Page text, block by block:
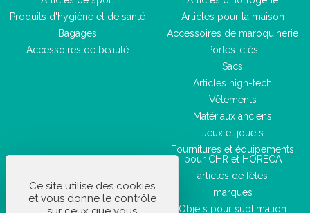
Produits d'hygiène et de santé
Bagages
Accessoires de beauté
Articles pour la maison
Accessoires de maroquinerie
Portes-clés
Sacs
Articles high-tech
Vêtements
Matériaux anciens
Jeux et jouets
Fournitures et équipements
pour CHR et HORECA
articles de fêtes
marques
Objets pour sublimation
Ce site utilise des cookies
et vous donne le contrôle